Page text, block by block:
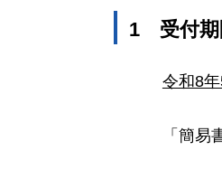
1 受付
令和8
「簡易